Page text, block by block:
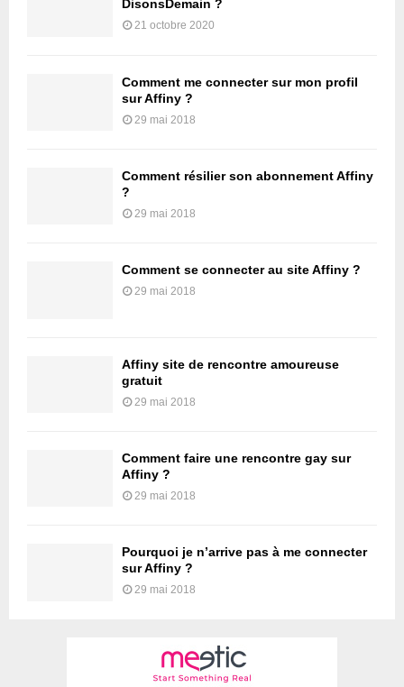
DisonsDemain ?
21 octobre 2020
Comment me connecter sur mon profil
sur Affiny ?
29 mai 2018
Comment résilier son abonnement Affiny
?
29 mai 2018
Comment se connecter au site Affiny ?
29 mai 2018
Affiny site de rencontre amoureuse
gratuit
29 mai 2018
Comment faire une rencontre gay sur
Affiny ?
29 mai 2018
Pourquoi je n’arrive pas à me connecter
sur Affiny ?
29 mai 2018